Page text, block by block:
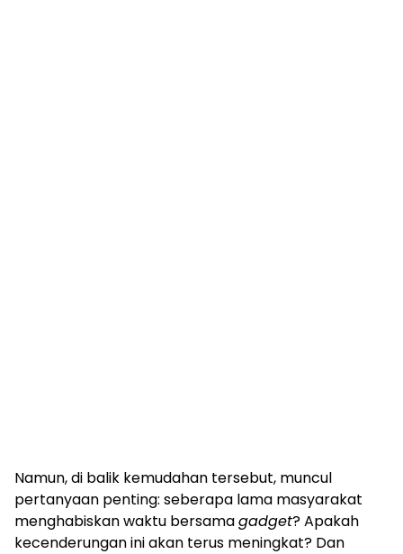
Namun, di balik kemudahan tersebut, muncul
pertanyaan penting: seberapa lama masyarakat
menghabiskan waktu bersamagadget? Apakah
kecenderungan ini akan terus meningkat? Dan